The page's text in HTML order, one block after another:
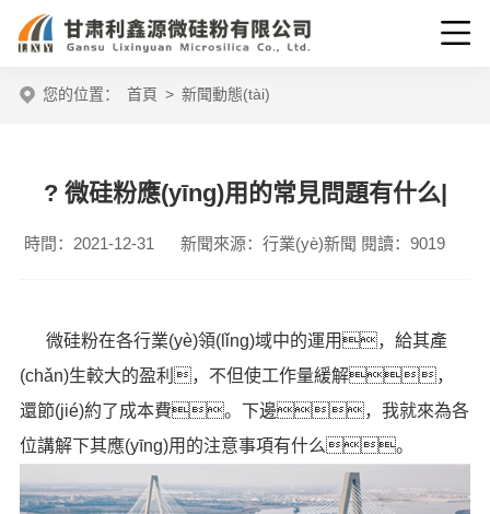
您的位置： 首頁 > 新聞動態(tài)
? 微硅粉應(yīng)用的常見問題有什么|
時間：2021-12-31 新聞來源：行業(yè)新聞 閱讀：9019
微硅粉在各行業(yè)領(lǐng)域中的運用，給其產
(chǎn)生較大的盈利，不但使工作量緩解，
還節(jié)約了成本費。下邊，我就來為各
位講解下其應(yīng)用的注意事項有什么。